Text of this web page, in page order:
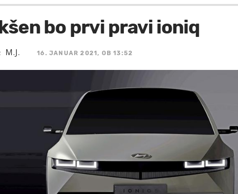
bo prvi pravi ioniq
M.J. 16. JANUAR 2021, OB 13:52